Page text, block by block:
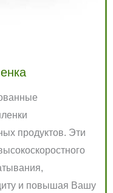
продуктов. Эти
и повышая Вашу